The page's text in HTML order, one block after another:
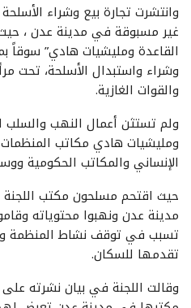
وانتشرت تجارة بيع وشراء
غير مسبوقة في مدينة عدن ،
القاعدة ومليشيات هادي” سوقاً
وشراء واستبدال الأسلحة، تحت
والقوات الغازية.
ولم تستثن أعمال النهب والسلب
ومليشيات هادي مكاتب المنظمات
الإنساني والمكاتب الحكومية
حيث اقتحم مسلحون مكتب اللجنة
مدينة عدن ونهبوا محتوياته
تسبب في توقف نشاط المنظمة
تقدمها للسكان.
وقالت اللجنة في بيان نشرته